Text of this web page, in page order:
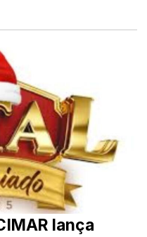
lança